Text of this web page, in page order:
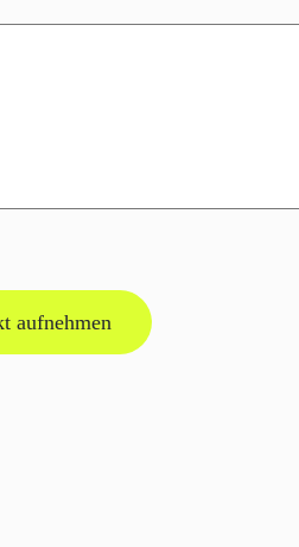
aufnehmen